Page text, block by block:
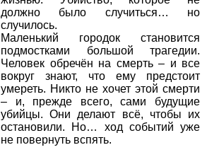
должно было случиться… но
случилось.
Маленький городок становится
подмостками большой трагедии.
Человек обречён на смерть – и все
вокруг знают, что ему предстоит
умереть. Никто не хочет этой смерти
– и, прежде всего, сами будущие
убийцы. Они делают всё, чтобы их
остановили. Но… ход событий уже
не повернуть вспять.